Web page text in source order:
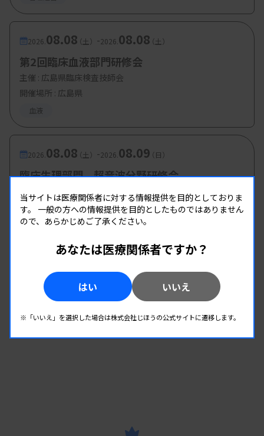
2026. 08.08（土） -2026. 08.08（土）
第2回臨床血液部門研修会
主催 : 広島県臨床検査技師会
開催場所 : 広島県
血液
2026. 08.08（土） -2026. 08.09（日）
臨床生理部門 超音波分野研修会
主催 :
新潟県臨床検査技師会
開催場所 : 新潟県
生理
当サイトは医療関係者に対する情報提供を目的としておりま
す。 一般の方への情報提供を目的としたものではありません
ので、あらかじめご了承ください。
あなたは医療関係者ですか？
はい いいえ
※「いいえ」を選択した場合は株式会社じほうの公式サイトに遷移します。